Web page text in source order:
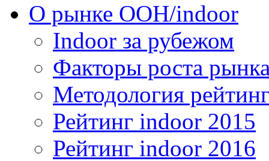
О рынке OOH/indoor
Indoor за рубежом
Факторы роста
Методология
Рейтинг indoor 2015
Рейтинг indoor 2016